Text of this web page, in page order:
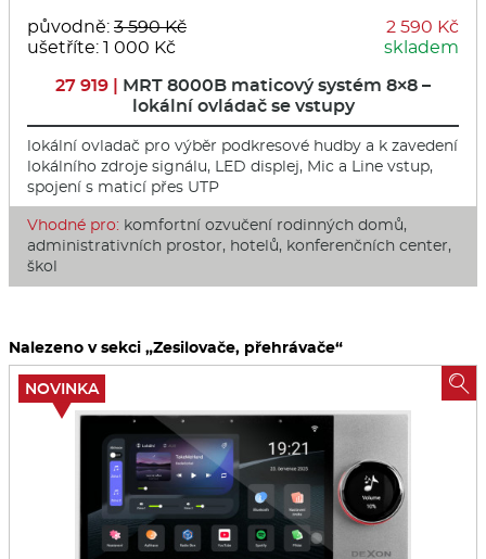
původně: 3 590 Kč
ušetříte: 1 000 Kč
2 590 Kč
skladem
27 919 | MRT 8000B maticový systém 8×8 –
lokální ovládač se vstupy
lokální ovladač pro výběr podkresové hudby a k zavedení
lokálního zdroje signálu, LED displej, Mic a Line vstup,
spojení s maticí přes UTP
Vhodné pro: komfortní ozvučení rodinných domů,
administrativních prostor, hotelů, konferenčních center,
škol
Nalezeno v sekci „Zesilovače, přehrávače“
NOVINKA 